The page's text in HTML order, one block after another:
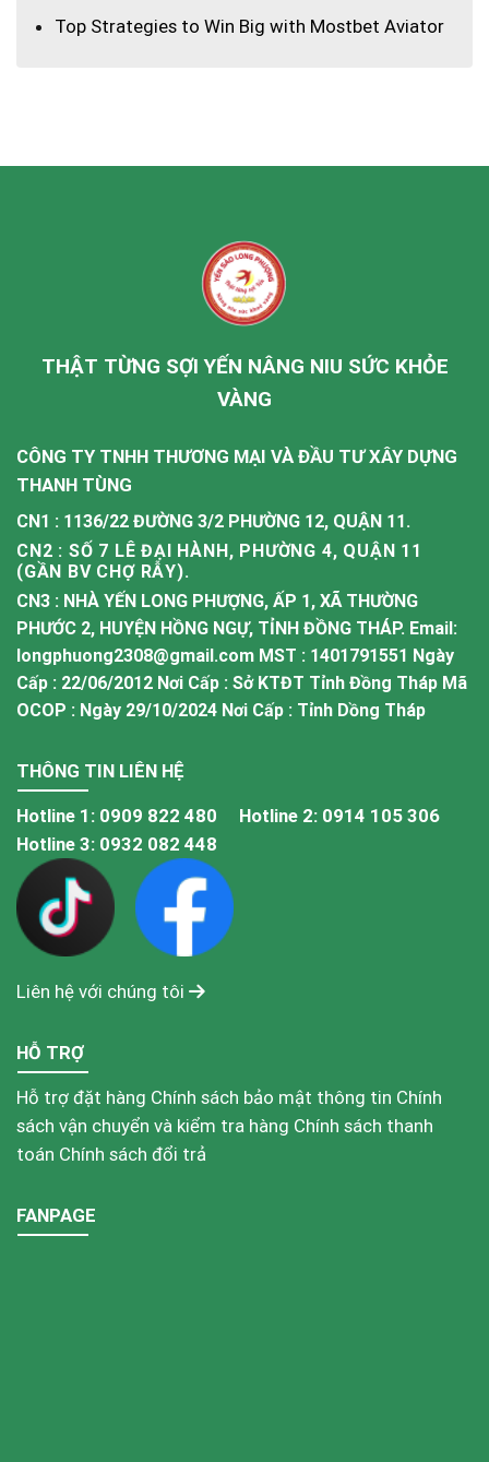
Top Strategies to Win Big with Mostbet Aviator
THẬT TỪNG SỢI YẾN NÂNG NIU SỨC KHỎE
VÀNG
CÔNG TY TNHH THƯƠNG MẠI VÀ ĐẦU TƯ XÂY DỰNG
THANH TÙNG
CN1 : 1136/22 ĐƯỜNG 3/2 PHƯỜNG 12, QUẬN 11.
CN2 : SỐ 7 LÊ ĐẠI HÀNH, PHƯỜNG 4, QUẬN 11
(GẦN BV CHỢ RẪY).
CN3 : NHÀ YẾN LONG PHƯỢNG, ẤP 1, XÃ THƯỜNG
PHƯỚC 2, HUYỆN HỒNG NGỰ, TỈNH ĐỒNG THÁP. Email:
longphuong2308@gmail.com MST : 1401791551 Ngày
Cấp : 22/06/2012 Nơi Cấp : Sở KTĐT Tỉnh Đồng Tháp Mã
OCOP : Ngày 29/10/2024 Nơi Cấp : Tỉnh Dồng Tháp
THÔNG TIN LIÊN HỆ
Hotline 1: 0909 822 480 Hotline 2: 0914 105 306
Hotline 3: 0932 082 448
Liên hệ với chúng tôi
HỖ TRỢ
Hỗ trợ đặt hàng Chính sách bảo mật thông tin Chính
sách vận chuyển và kiểm tra hàng Chính sách thanh
toán Chính sách đổi trả
FANPAGE